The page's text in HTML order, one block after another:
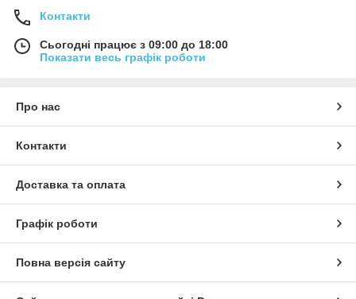
Контакти
Сьогодні працює з 09:00 до 18:00
Показати весь графік роботи
Про нас
Контакти
Доставка та оплата
Графік роботи
Повна версія сайту